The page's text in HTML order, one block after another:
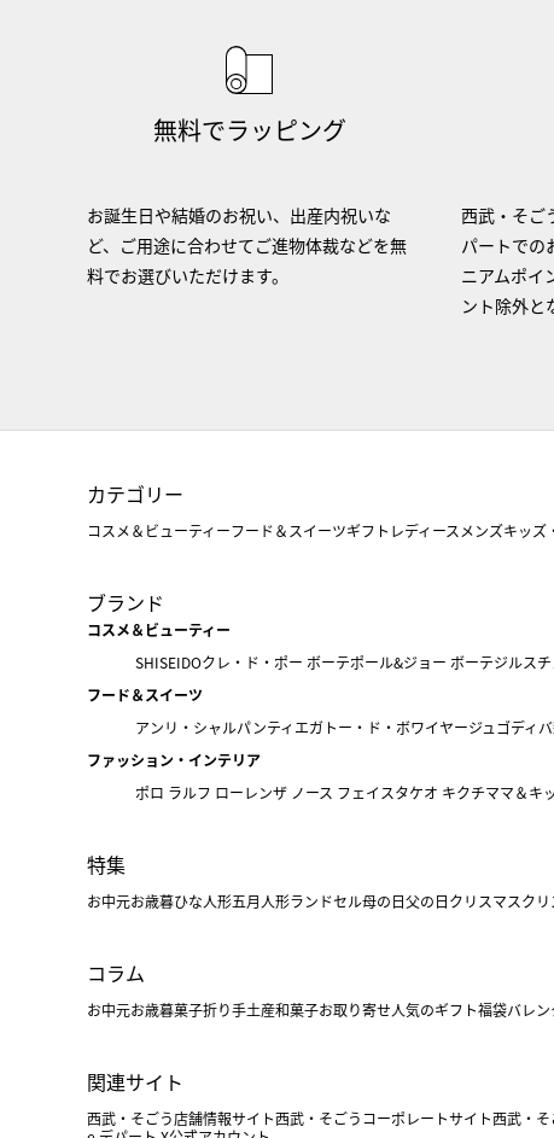
無料でラッピング
お誕生日や結婚のお祝い、出産内祝いな
ど、ご用途に合わせてご進物体裁などを無
料でお選びいただけます。
西武・そご
パートでの
ニアムポイ
ント除外と
カテゴリー
コスメ＆ビューティーフード＆スイーツギフト レディース メンズキッズ
ブランド
コスメ＆ビューティー
SHISEIDOクレ・ド・ポー ボーテポール&ジョー ボーテジルス
フード＆スイーツ
アンリ・シャルパンティエガトー・ド・ボワイヤージュ ゴディバ
ファッション・インテリア
ポロ ラルフ ローレンザ ノース フェイスタケオ キクチママ＆キ
特集
お中元お歳暮ひな人形五月人形ランドセル母の日父の日クリスマスク
コラム
お中元お歳暮菓子折り手土産和菓子お取り寄せ人気のギフト福袋バレ
関連サイト
西武・そごう店舗情報サイト西武・そごうコーポレートサイト西武・